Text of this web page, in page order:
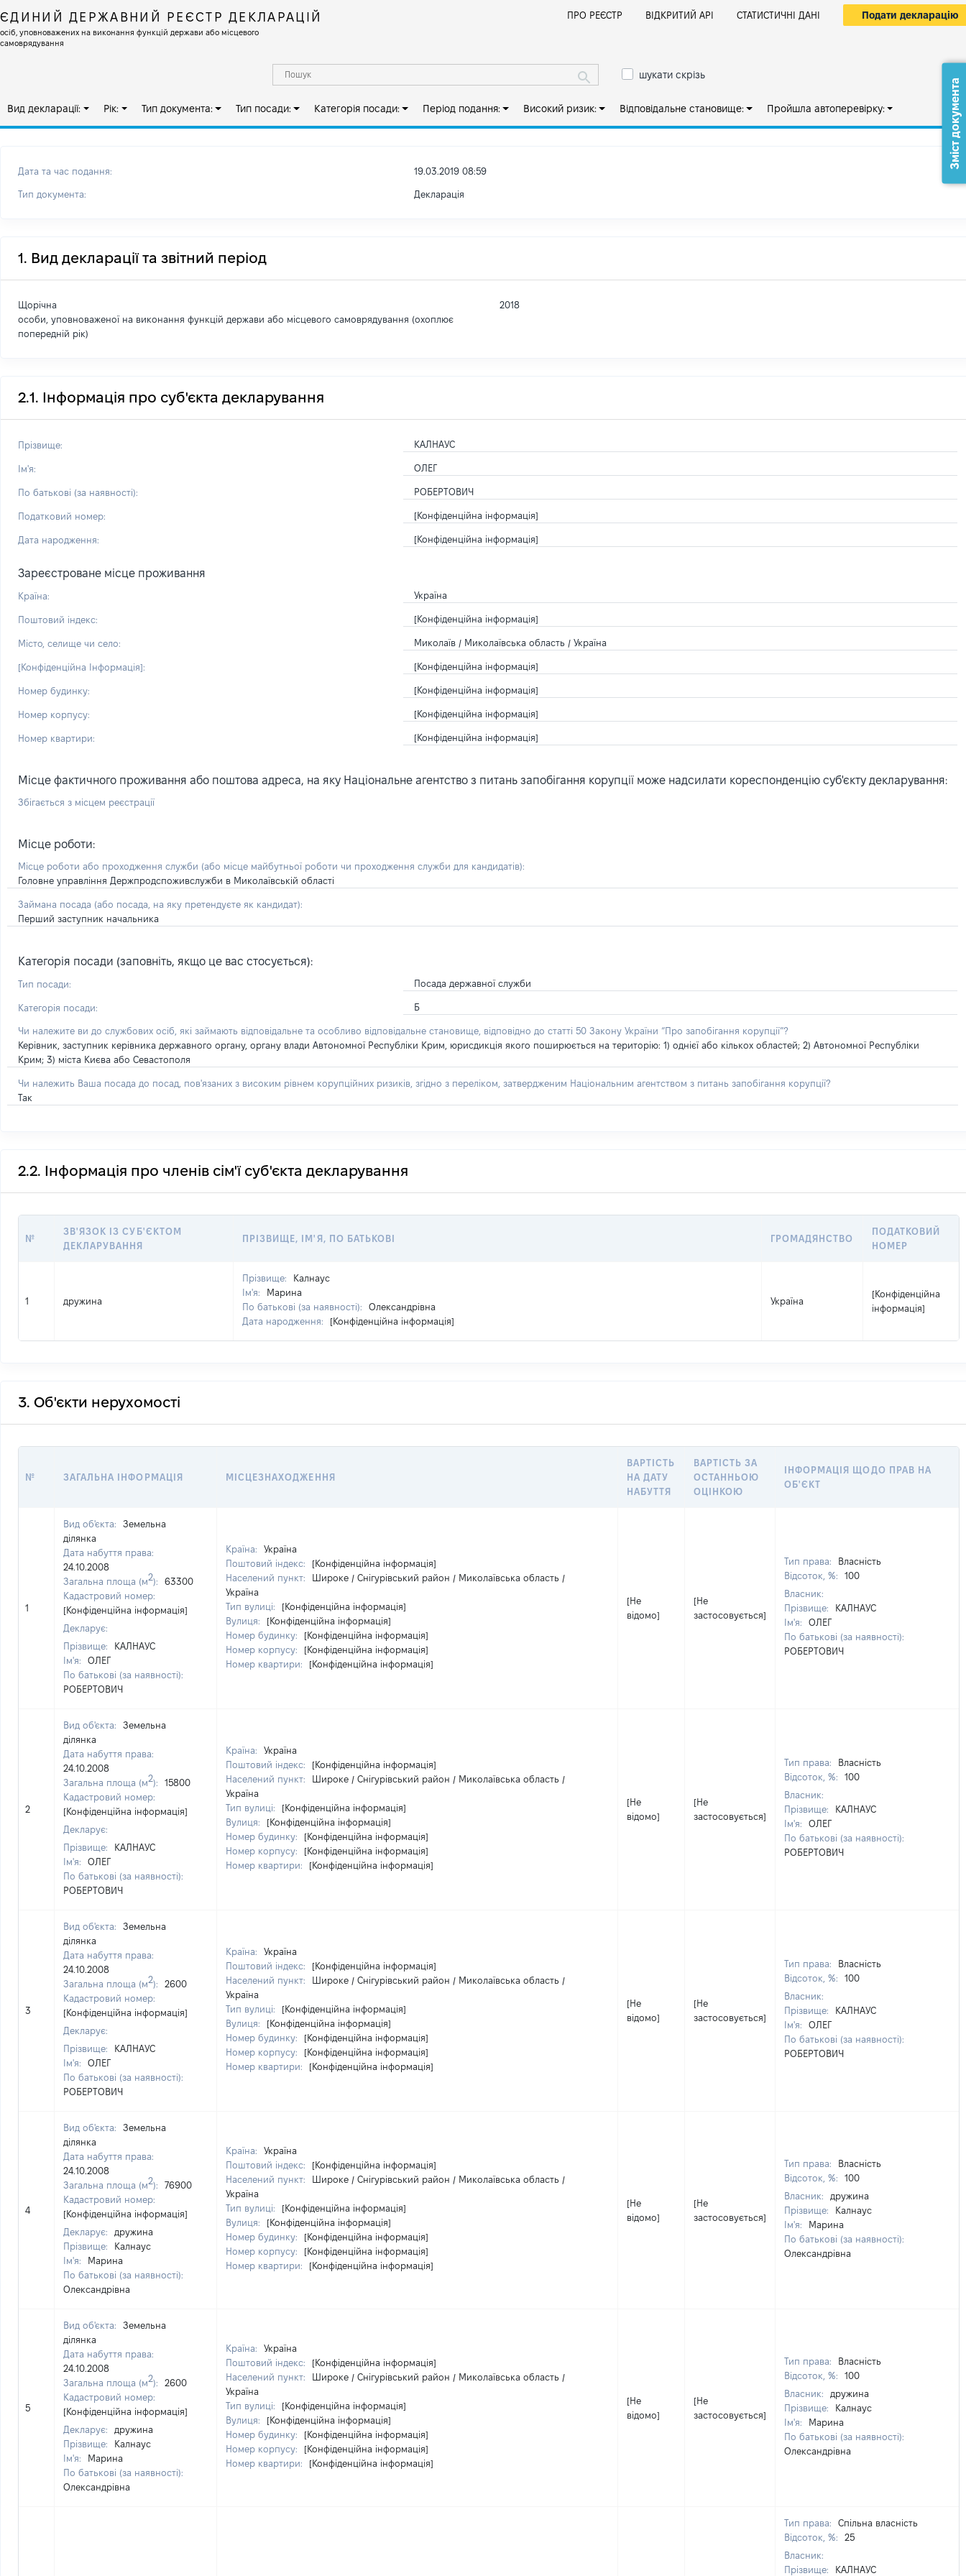
ЄДИНИЙ ДЕРЖАВНИЙ РЕЄСТР ДЕКЛАРАЦІЙ
осіб, уповноважених на виконання функцій держави або місцевого
самоврядування
ПРО РЕЄСТР ВІДКРИТИЙ АРІ СТАТИСТИЧНІ ДАНІ Подати декларацію
шукати скрізь
Вид декларації: Рік: Тип документа: Тип посади: Категорія посади: Період подання: Високий ризик: Відповідальне становище: Пройшла автоперевірку:
Дата та час подання: 19.03.2019 08:59
Тип документа: Декларація
1. Вид декларації та звітний період
Щорічна
особи, уповноваженої на виконання функцій держави або місцевого самоврядування (охоплює
попередній рік)
2018
2.1. Інформація про суб'єкта декларування
Прізвище: КАЛНАУС
Ім'я: ОЛЕГ
По батькові (за наявності): РОБЕРТОВИЧ
Податковий номер: [Конфіденційна інформація]
Дата народження: [Конфіденційна інформація]
Зареєстроване місце проживання
Країна: Україна
Поштовий індекс: [Конфіденційна інформація]
Місто, селище чи село: Миколаїв / Миколаївська область / Україна
[Конфіденційна Інформація]: [Конфіденційна інформація]
Номер будинку: [Конфіденційна інформація]
Номер корпусу: [Конфіденційна інформація]
Номер квартири: [Конфіденційна інформація]
Місце фактичного проживання або поштова адреса, на яку Національне агентство з питань запобігання корупції може надсилати кореспонденцію суб'єкту декларування:
Збігається з місцем реєстрації
Місце роботи:
Місце роботи або проходження служби (або місце майбутньої роботи чи проходження служби для кандидатів):
Головне управління Держпродспоживслужби в Миколаївській області
Займана посада (або посада, на яку претендуєте як кандидат):
Перший заступник начальника
Категорія посади (заповніть, якщо це вас стосується):
Тип посади: Посада державної служби
Категорія посади: Б
Чи належите ви до службових осіб, які займають відповідальне та особливо відповідальне становище, відповідно до статті 50 Закону України “Про запобігання корупції”?
Керівник, заступник керівника державного органу, органу влади Автономної Республіки Крим, юрисдикція якого поширюється на територію: 1) однієї або кількох областей; 2) Автономної Республіки
Крим; 3) міста Києва або Севастополя
Чи належить Ваша посада до посад, пов'язаних з високим рівнем корупційних ризиків, згідно з переліком, затвердженим Національним агентством з питань запобігання корупції?
Так
2.2. Інформація про членів сім'ї суб'єкта декларування
№
ЗВ'ЯЗОК ІЗ СУБ'ЄКТОМ
ДЕКЛАРУВАННЯ
ПРІЗВИЩЕ, ІМ'Я, ПО БАТЬКОВІ ГРОМАДЯНСТВО
ПОДАТКОВИЙ
НОМЕР
1 дружина
Прізвище:
Калнаус
Ім'я:
Марина
По батькові (за наявності):
Олександрівна
Дата народження:
[Конфіденційна інформація]
Україна
[Конфіденційна
інформація]
3. Об'єкти нерухомості
№ ЗАГАЛЬНА ІНФОРМАЦІЯ МІСЦЕЗНАХОДЖЕННЯ
ВАРТІСТЬ
НА ДАТУ
НАБУТТЯ
ВАРТІСТЬ ЗА
ОСТАННЬОЮ
ОЦІНКОЮ
ІНФОРМАЦІЯ ЩОДО ПРАВ НА
ОБ'ЄКТ
1
Вид об'єкта:
Земельна
ділянка
Дата набуття права:
24.10.2008
Загальна площа (м2):
63300
Кадастровий номер:
[Конфіденційна інформація]
Декларує:
Прізвище:
КАЛНАУС
Ім'я:
ОЛЕГ
По батькові (за наявності):
РОБЕРТОВИЧ
Країна:
Україна
Поштовий індекс:
[Конфіденційна інформація]
Населений пункт:
Широке / Снігурівський район / Миколаївська область /
Україна
Тип вулиці:
[Конфіденційна інформація]
Вулиця:
[Конфіденційна інформація]
Номер будинку:
[Конфіденційна інформація]
Номер корпусу:
[Конфіденційна інформація]
Номер квартири:
[Конфіденційна інформація]
[Не
відомо]
[Не
застосовується]
Тип права:
Власність
Відсоток, %:
100
Власник:
Прізвище:
КАЛНАУС
Ім'я:
ОЛЕГ
По батькові (за наявності):
РОБЕРТОВИЧ
2
Вид об'єкта:
Земельна
ділянка
Дата набуття права:
24.10.2008
Загальна площа (м2):
15800
Кадастровий номер:
[Конфіденційна інформація]
Декларує:
Прізвище:
КАЛНАУС
Ім'я:
ОЛЕГ
По батькові (за наявності):
РОБЕРТОВИЧ
Країна:
Україна
Поштовий індекс:
[Конфіденційна інформація]
Населений пункт:
Широке / Снігурівський район / Миколаївська область /
Україна
Тип вулиці:
[Конфіденційна інформація]
Вулиця:
[Конфіденційна інформація]
Номер будинку:
[Конфіденційна інформація]
Номер корпусу:
[Конфіденційна інформація]
Номер квартири:
[Конфіденційна інформація]
[Не
відомо]
[Не
застосовується]
Тип права:
Власність
Відсоток, %:
100
Власник:
Прізвище:
КАЛНАУС
Ім'я:
ОЛЕГ
По батькові (за наявності):
РОБЕРТОВИЧ
3
Вид об'єкта:
Земельна
ділянка
Дата набуття права:
24.10.2008
Загальна площа (м2):
2600
Кадастровий номер:
[Конфіденційна інформація]
Декларує:
Прізвище:
КАЛНАУС
Ім'я:
ОЛЕГ
По батькові (за наявності):
РОБЕРТОВИЧ
Країна:
Україна
Поштовий індекс:
[Конфіденційна інформація]
Населений пункт:
Широке / Снігурівський район / Миколаївська область /
Україна
Тип вулиці:
[Конфіденційна інформація]
Вулиця:
[Конфіденційна інформація]
Номер будинку:
[Конфіденційна інформація]
Номер корпусу:
[Конфіденційна інформація]
Номер квартири:
[Конфіденційна інформація]
[Не
відомо]
[Не
застосовується]
Тип права:
Власність
Відсоток, %:
100
Власник:
Прізвище:
КАЛНАУС
Ім'я:
ОЛЕГ
По батькові (за наявності):
РОБЕРТОВИЧ
4
Вид об'єкта:
Земельна
ділянка
Дата набуття права:
24.10.2008
Загальна площа (м2):
76900
Кадастровий номер:
[Конфіденційна інформація]
Декларує:
дружина
Прізвище:
Калнаус
Ім'я:
Марина
По батькові (за наявності):
Олександрівна
Країна:
Україна
Поштовий індекс:
[Конфіденційна інформація]
Населений пункт:
Широке / Снігурівський район / Миколаївська область /
Україна
Тип вулиці:
[Конфіденційна інформація]
Вулиця:
[Конфіденційна інформація]
Номер будинку:
[Конфіденційна інформація]
Номер корпусу:
[Конфіденційна інформація]
Номер квартири:
[Конфіденційна інформація]
[Не
відомо]
[Не
застосовується]
Тип права:
Власність
Відсоток, %:
100
Власник:
дружина
Прізвище:
Калнаус
Ім'я:
Марина
По батькові (за наявності):
Олександрівна
5
Вид об'єкта:
Земельна
ділянка
Дата набуття права:
24.10.2008
Загальна площа (м2):
2600
Кадастровий номер:
[Конфіденційна інформація]
Декларує:
дружина
Прізвище:
Калнаус
Ім'я:
Марина
По батькові (за наявності):
Олександрівна
Країна:
Україна
Поштовий індекс:
[Конфіденційна інформація]
Населений пункт:
Широке / Снігурівський район / Миколаївська область /
Україна
Тип вулиці:
[Конфіденційна інформація]
Вулиця:
[Конфіденційна інформація]
Номер будинку:
[Конфіденційна інформація]
Номер корпусу:
[Конфіденційна інформація]
Номер квартири:
[Конфіденційна інформація]
[Не
відомо]
[Не
застосовується]
Тип права:
Власність
Відсоток, %:
100
Власник:
дружина
Прізвище:
Калнаус
Ім'я:
Марина
По батькові (за наявності):
Олександрівна
Тип права:
Спільна власність
Відсоток, %:
25
Власник:
Прізвище:
КАЛНАУС
Зміст документа